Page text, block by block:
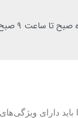
فرصت
دارای